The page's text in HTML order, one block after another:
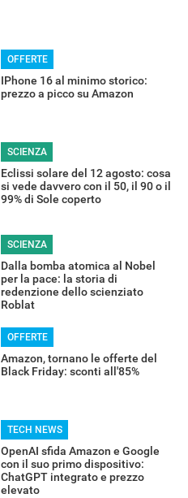
OFFERTE
IPhone 16 al minimo storico:
prezzo a picco su Amazon
SCIENZA
Eclissi solare del 12 agosto: cosa
si vede davvero con il 50, il 90 o il
99% di Sole coperto
SCIENZA
Dalla bomba atomica al Nobel
per la pace: la storia di
redenzione dello scienziato
Roblat
OFFERTE
Amazon, tornano le offerte del
Black Friday: sconti all'85%
TECH NEWS
OpenAI sfida Amazon e Google
con il suo primo dispositivo:
ChatGPT integrato e prezzo
elevato